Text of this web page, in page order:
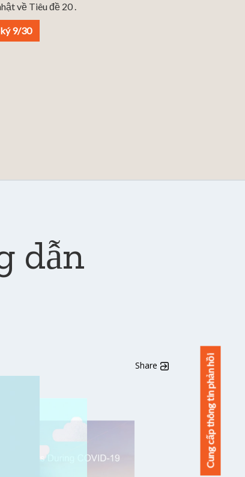
về Tiêu đề 20 .
9/30
dẫn
Cung cấp thông tin phản hồi